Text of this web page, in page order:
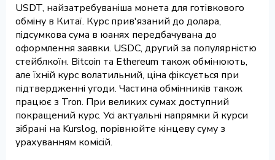
USDT, найзатребуваніша монета для готівкового
обміну в Китаї. Курс прив'язаний до долара,
підсумкова сума в юанях передбачувана до
оформлення заявки. USDC, другий за популярністю
стейблкоїн. Bitcoin та Ethereum також обмінюють,
але їхній курс волатильний, ціна фіксується при
підтвердженні угоди. Частина обмінників також
працює з Tron. При великих сумах доступний
покращений курс. Усі актуальні напрямки й курси
зібрані на Kurslog, порівнюйте кінцеву суму з
урахуванням комісій.